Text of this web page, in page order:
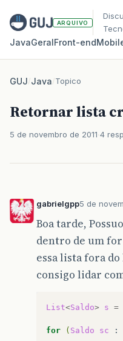
ARQUIVO
JavaGeralFront‑end
GUJ/Java/Topico
Retornar lista
5 de novembro de 2011 4
gabrielgpp5 de
Boa tarde,
dentro de um
essa lista fora
consigo lidar
List<Saldo> s =
for ( Saldo sc :